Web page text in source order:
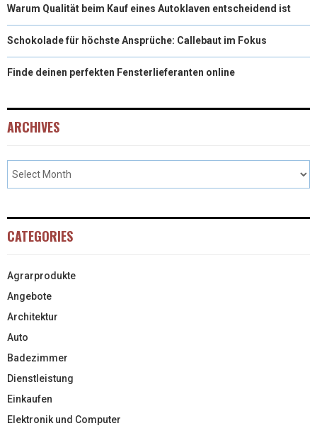
Warum Qualität beim Kauf eines Autoklaven entscheidend ist
Schokolade für höchste Ansprüche: Callebaut im Fokus
Finde deinen perfekten Fensterlieferanten online
ARCHIVES
CATEGORIES
Agrarprodukte
Angebote
Architektur
Auto
Badezimmer
Dienstleistung
Einkaufen
Elektronik und Computer